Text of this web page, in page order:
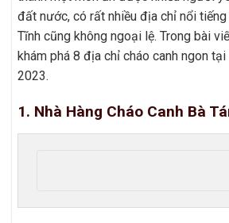
đất nước, có rất nhiều địa chỉ nổi tiếng
Tĩnh cũng không ngoại lệ. Trong bài
khám phá 8 địa chỉ cháo canh ngon
2023.
1. Nhà Hàng Cháo Canh Bà